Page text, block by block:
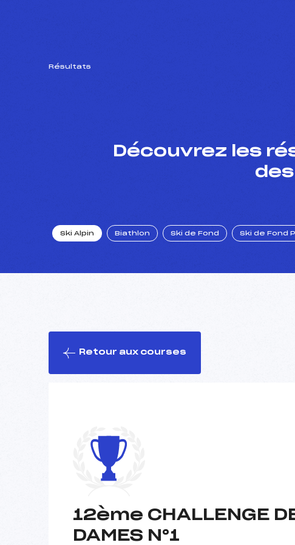
Résultats
Découvrez les
Ski Alpin Biathlon Ski de Fond Ski de Fond
Retour aux courses
12ème CHALLENGE
DAMES N°1